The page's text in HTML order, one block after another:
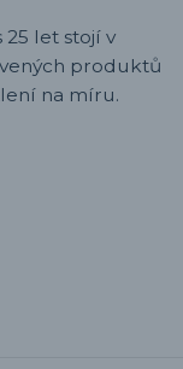
25 let stojí v
produktů
na míru.